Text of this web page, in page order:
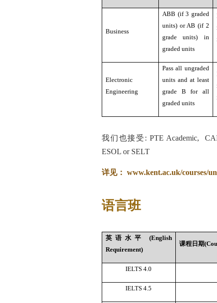
Business
ABB (if 3 graded
units) or AB (if 2
grade units) in
graded units
Electronic
Engineering
Pass all ungraded
units and at least
grade B for all
graded units
我们也接受: PTE Academic,
ESOL or SELT
详见： www.kent.ac.uk/courses/
语言班
英语水平 (English
Requirement)
课程日期
IELTS 4.0
IELTS 4.5